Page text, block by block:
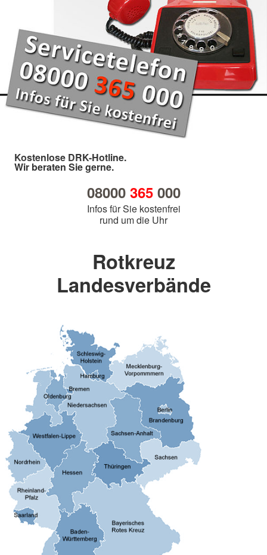
Kostenlose DRK-Hotline.
Wir beraten Sie gerne.
08000 365000
Infos für Sie kostenfrei
rund um die Uhr
Rotkreuz
Landesverbände